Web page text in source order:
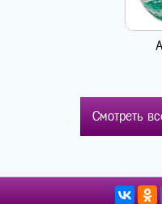
Смотреть